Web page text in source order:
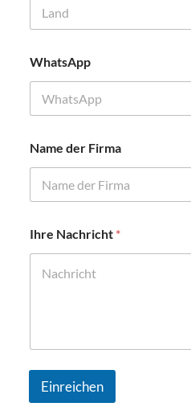
WhatsApp
Name der Firma
h
r
m
Ihre Nachricht *
Einreichen